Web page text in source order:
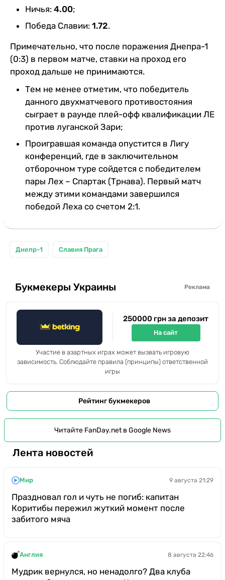
Ничья: 4.00;
Победа Славии: 1.72.
Примечательно, что после поражения Днепра-1
(0:3) в первом матче, ставки на проход его
проход дальше не принимаются.
Тем не менее отметим, что победитель
данного двухматчевого противостояния
сыграет в раунде плей-офф квалификации ЛЕ
против луганской Зари;
Проигравшая команда опустится в Лигу
конференций, где в заключительном
отборочном туре сойдется с победителем
пары Лех – Спартак (Трнава). Первый матч
между этими командами завершился
победой Леха со счетом 2:1.
Днепр-1 Славия Прага
Букмекеры Украины Реклама
250000 грн за депозит
На сайт
Участие в азартных играх может вызвать игровую
зависимость. Соблюдайте правила (принципы) ответственной
игры
Рейтинг букмекеров
Читайте FanDay.net в Google News
Лента новостей
Мир 9 августа 21:29
Праздновал гол и чуть не погиб: капитан
Коритибы пережил жуткий момент после
забитого мяча
Англия 8 августа 22:46
Мудрик вернулся, но ненадолго? Два клуба